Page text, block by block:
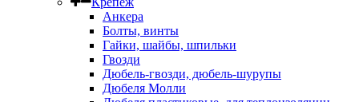
Анкера
Болты, винты
Гайки, шайбы, шпильки
Гвозди
Дюбель-гвозди, дюбель-шурупы
Дюбеля Молли